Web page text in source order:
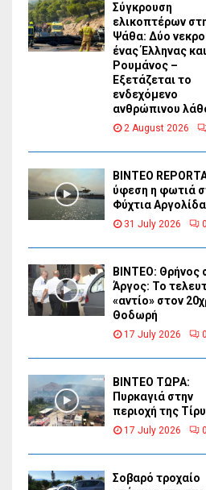
Σύγκρουση
ελικοπτέρων
Ψάθα: Δύο
ένας Έλληνας
Ρουμάνος –
Εξετάζεται το
ενδεχόμενο
ανθρώπινου
2 August 2026
BINTEO
ύφεση η φωτιά
Φύχτια
31 July 2026 0
ΒΙΝΤΕΟ: Θρήνος
Άργος: Το
«αντίο» στον
Θοδωρή
17 July 2026 0
ΒΙΝΤΕΟ ΤΩΡΑ:
Πυρκαγιά στην
περιοχή της
17 July 2026 0
Σοβαρό τροχαίο